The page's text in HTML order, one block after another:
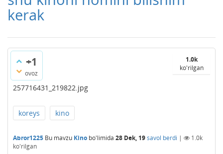
kerak
+1
ovoz
1.0k
ko'rilgan
257716431_219822.jpg
koreys kino
Abror1225 Bu mavzu Kino bo'limida 28 Dek, 19savol berdi |
1.0k
ko'rilgan